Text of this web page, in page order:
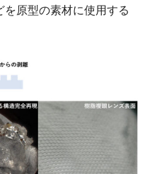
原型の素材に使用する